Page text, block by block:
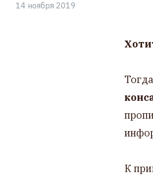
14 ноября 2019
К